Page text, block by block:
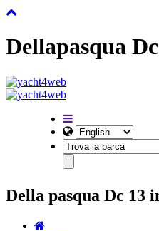
Dellapasqua
Della pasqua Dc 13